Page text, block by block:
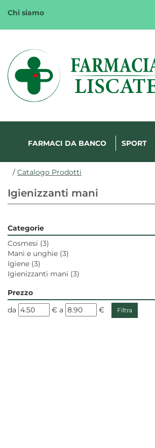
Chi siamo
Margherita
FarmaWeb
FARMACI DA BANCO SPORT
/ Catalogo Prodotti
Igienizzanti mani
Categorie
Cosmesi (3)
Mani e unghie (3)
Igiene (3)
Igienizzanti mani (3)
Prezzo
filtra
da € filtra
a €